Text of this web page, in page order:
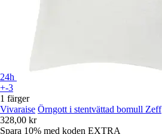
24h
+-3
1 färger
Vivaraise Örngott i stentvättad bomull Zeff
328,00 kr
Spara 10% med koden EXTRA